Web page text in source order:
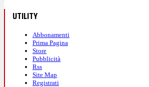
UTILITY
Abbonamenti
Prima Pagina
Store
Pubblicità
Rss
Site Map
Registrati